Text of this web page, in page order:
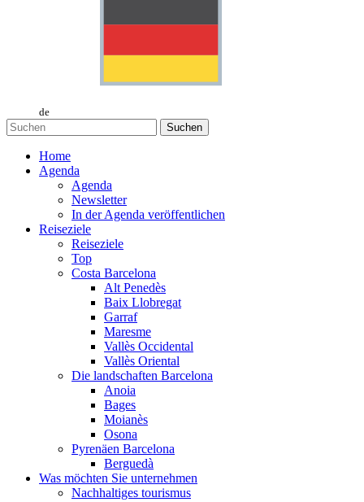
de
Suchen
Home
Agenda
Agenda
Newsletter
In der Agenda veröffentlichen
Reiseziele
Reiseziele
Top
Costa Barcelona
Alt Penedès
Baix Llobregat
Garraf
Maresme
Vallès Occidental
Vallès Oriental
Die landschaften Barcelona
Anoia
Bages
Moianès
Osona
Pyrenäen Barcelona
Berguedà
Was möchten Sie unternehmen
Nachhaltiges tourismus